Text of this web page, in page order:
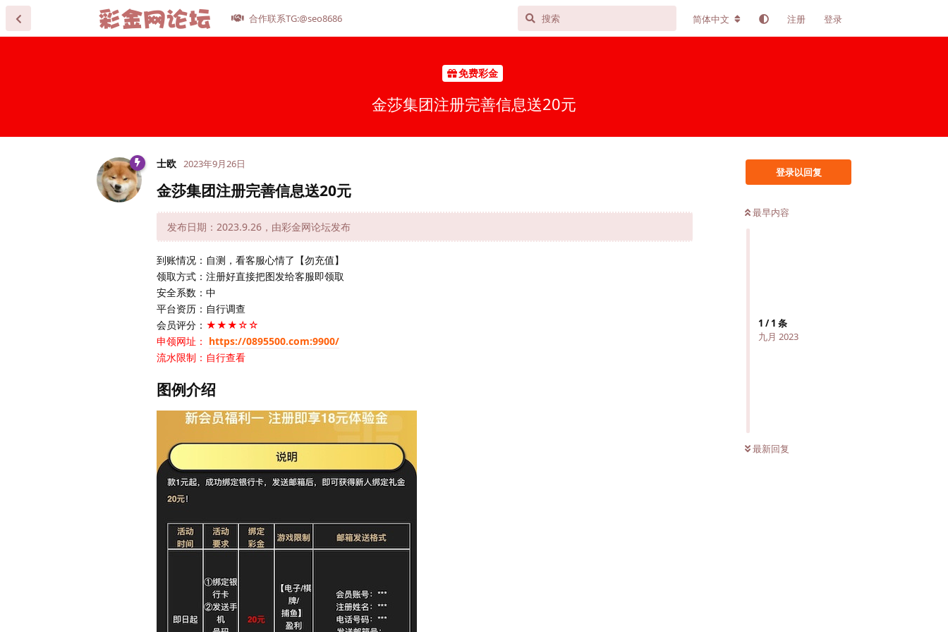
合作联系TG:@seo8686 简体中文 注册 登录
免费彩金
金莎集团注册完善信息送20元
登录以回复
最早内容
1 /1 条
九月 2023
最新回复
士欧 2023年9月26日
金莎集团注册完善信息送20元
发布日期：2023.9.26，由彩金网论坛发布
到账情况：自测，看客服心情了【勿充值】
领取方式：注册好直接把图发给客服即领取
安全系数：中
平台资历：自行调查
会员评分： ★★★☆☆
申领网址： https://0895500.com:9900/
流水限制：自行查看
图例介绍